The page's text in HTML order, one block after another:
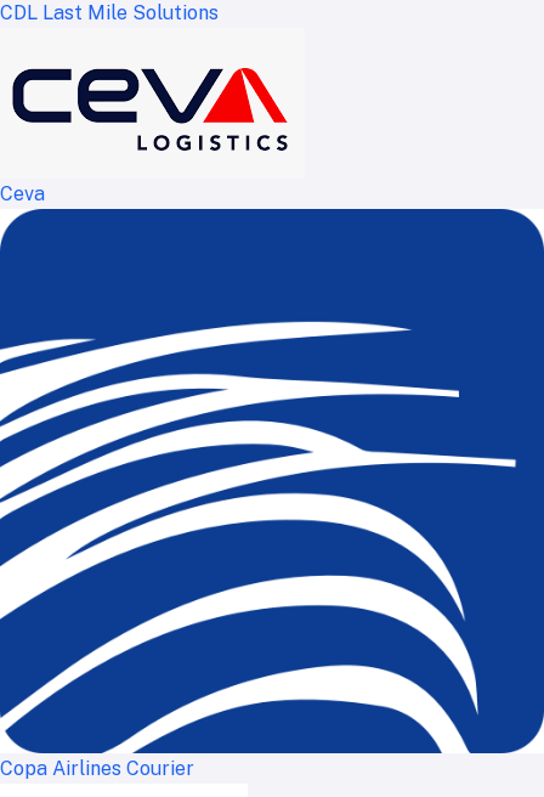
CDL Last Mile Solutions
Ceva
Copa Airlines Courier